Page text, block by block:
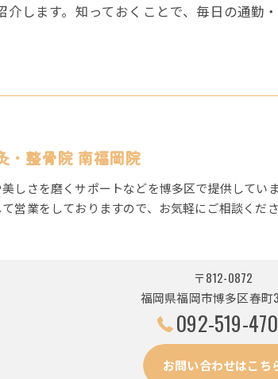
します。知っておくことで、毎日の通
・整骨院 南福岡院
しさを磨くサポートなどを博多区で提供して
営業をしておりますので、お気軽にご相談くださ
〒812-0872
福岡県福岡市博多区春町
092-519-
お問い合わせはこち